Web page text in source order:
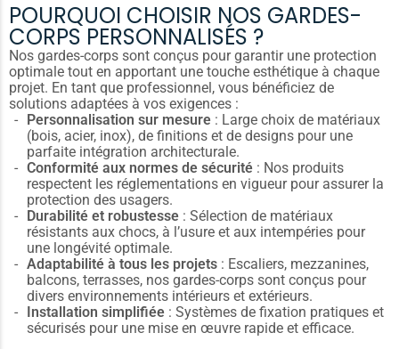
POURQUOI CHOISIR NOS GARDES-
CORPS PERSONNALISÉS ?
Nos gardes-corps sont conçus pour garantir une protection
optimale tout en apportant une touche esthétique à chaque
projet. En tant que professionnel, vous bénéficiez de
solutions adaptées à vos exigences :
Personnalisation sur mesure : Large choix de matériaux
(bois, acier, inox), de finitions et de designs pour une
parfaite intégration architecturale.
Conformité aux normes de sécurité : Nos produits
respectent les réglementations en vigueur pour assurer la
protection des usagers.
Durabilité et robustesse : Sélection de matériaux
résistants aux chocs, à l’usure et aux intempéries pour
une longévité optimale.
Adaptabilité à tous les projets : Escaliers, mezzanines,
balcons, terrasses, nos gardes-corps sont conçus pour
divers environnements intérieurs et extérieurs.
Installation simplifiée : Systèmes de fixation pratiques et
sécurisés pour une mise en œuvre rapide et efficace.